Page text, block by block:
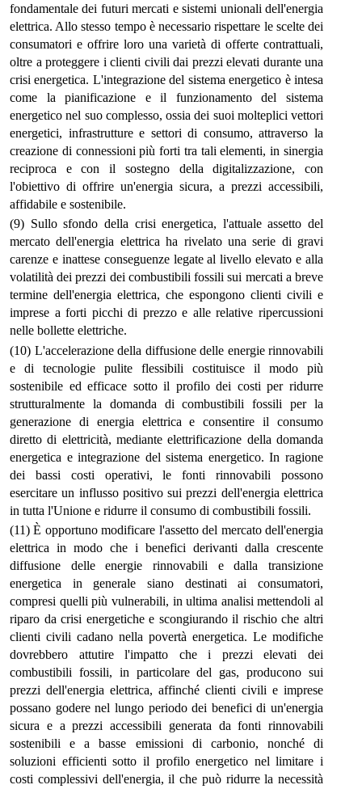
fondamentale dei futuri mercati e sistemi unionali dell'energia
elettrica. Allo stesso tempo è necessario rispettare le scelte dei
consumatori e offrire loro una varietà di offerte contrattuali,
oltre a proteggere i clienti civili dai prezzi elevati durante una
crisi energetica. L'integrazione del sistema energetico è intesa
come la pianificazione e il funzionamento del sistema
energetico nel suo complesso, ossia dei suoi molteplici vettori
energetici, infrastrutture e settori di consumo, attraverso la
creazione di connessioni più forti tra tali elementi, in sinergia
reciproca e con il sostegno della digitalizzazione, con
l'obiettivo di offrire un'energia sicura, a prezzi accessibili,
affidabile e sostenibile.
(9) Sullo sfondo della crisi energetica, l'attuale assetto del
mercato dell'energia elettrica ha rivelato una serie di gravi
carenze e inattese conseguenze legate al livello elevato e alla
volatilità dei prezzi dei combustibili fossili sui mercati a breve
termine dell'energia elettrica, che espongono clienti civili e
imprese a forti picchi di prezzo e alle relative ripercussioni
nelle bollette elettriche.
(10) L'accelerazione della diffusione delle energie rinnovabili
e di tecnologie pulite flessibili costituisce il modo più
sostenibile ed efficace sotto il profilo dei costi per ridurre
strutturalmente la domanda di combustibili fossili per la
generazione di energia elettrica e consentire il consumo
diretto di elettricità, mediante elettrificazione della domanda
energetica e integrazione del sistema energetico. In ragione
dei bassi costi operativi, le fonti rinnovabili possono
esercitare un influsso positivo sui prezzi dell'energia elettrica
in tutta l'Unione e ridurre il consumo di combustibili fossili.
(11) È opportuno modificare l'assetto del mercato dell'energia
elettrica in modo che i benefici derivanti dalla crescente
diffusione delle energie rinnovabili e dalla transizione
energetica in generale siano destinati ai consumatori,
compresi quelli più vulnerabili, in ultima analisi mettendoli al
riparo da crisi energetiche e scongiurando il rischio che altri
clienti civili cadano nella povertà energetica. Le modifiche
dovrebbero attutire l'impatto che i prezzi elevati dei
combustibili fossili, in particolare del gas, producono sui
prezzi dell'energia elettrica, affinché clienti civili e imprese
possano godere nel lungo periodo dei benefici di un'energia
sicura e a prezzi accessibili generata da fonti rinnovabili
sostenibili e a basse emissioni di carbonio, nonché di
soluzioni efficienti sotto il profilo energetico nel limitare i
costi complessivi dell'energia, il che può ridurre la necessità